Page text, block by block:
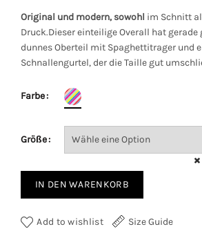
Original und modern, sowohl im Schnitt
Druck.Dieser einteilige Overall hat gerade
dunnes Oberteil mit Spaghettitrager und
Schnallengurtel, der die Taille gut
Farbe
Größe
IN DEN WARENKORB
Add to wishlist Size Guide